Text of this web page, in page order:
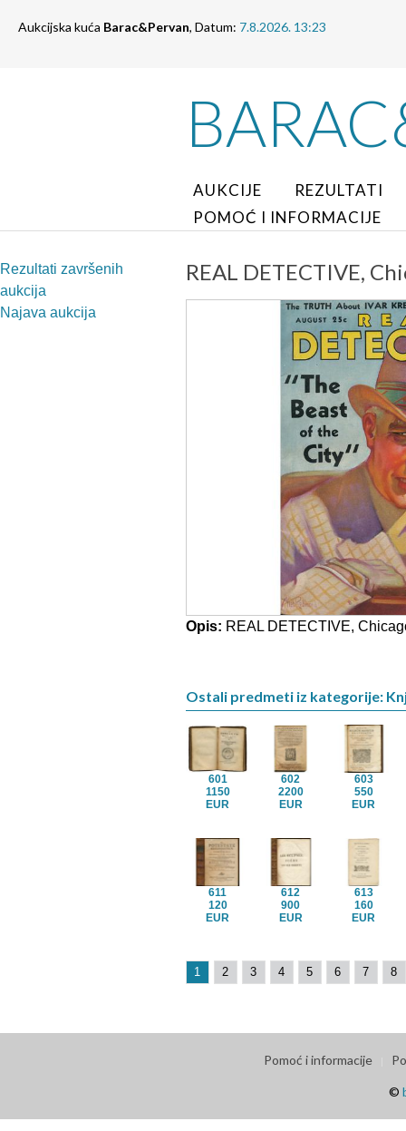
Aukcijska kuća Barac&Pervan, Datum: 7.8.2026. 13:23
AUKCIJE
REZULTATI
POMOĆ I INFORMACIJE
Rezultati završenih
aukcija
Najava aukcija
REAL DETECTIVE,
Opis: REAL DETECTIVE,
Ostali predmeti iz kategorije:
601
1150
EUR
602
2200
EUR
603
550
EUR
611
120
EUR
612
900
EUR
613
160
EUR
1 2 3 4 5 6 7 8
Pomoć i informacije
©